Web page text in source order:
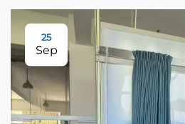
25
Sep